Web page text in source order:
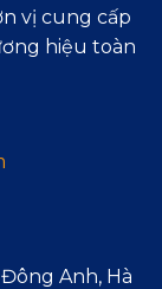
vị cung cấp
hiệu toàn
Anh, Hà